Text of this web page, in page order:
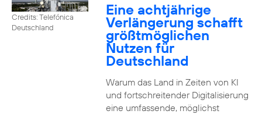
Credits: Telefónica
Deutschland
Eine achtjährige
Verlängerung schafft
größtmöglichen
Nutzen für
Deutschland
Warum das Land in Zeiten von KI
und fortschreitender Digitalisierung
eine umfassende, möglichst